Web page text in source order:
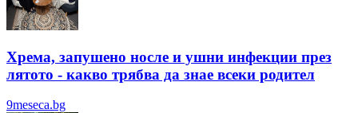
Хрема, запушено носле и ушни инфекции през
лятотo - какво трябва да знае всеки родител
9meseca.bg